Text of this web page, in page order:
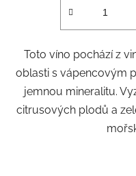
Toto víno pochází z
oblasti s vápencovým
jemnou mineralitu.
citrusových plodů a